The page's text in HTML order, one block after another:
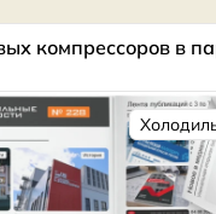
компрессоров в